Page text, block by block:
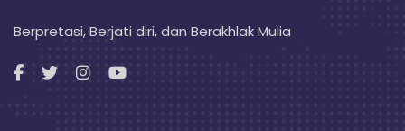
Berpretasi, Berjati diri, dan Berakhlak Mulia